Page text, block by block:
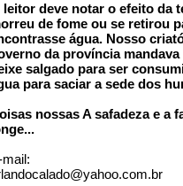
leitor deve notar o efeito da
de fome ou se retirou
água. Nosso
da província
salgado para ser
para saciar a sede dos
nossas A safadeza e a
mail: